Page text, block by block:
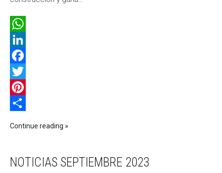
WhatsApp
LinkedIn
Facebook
Twitter
Pinterest
Continue reading
NOTICIAS SEPTIEMBRE 2023